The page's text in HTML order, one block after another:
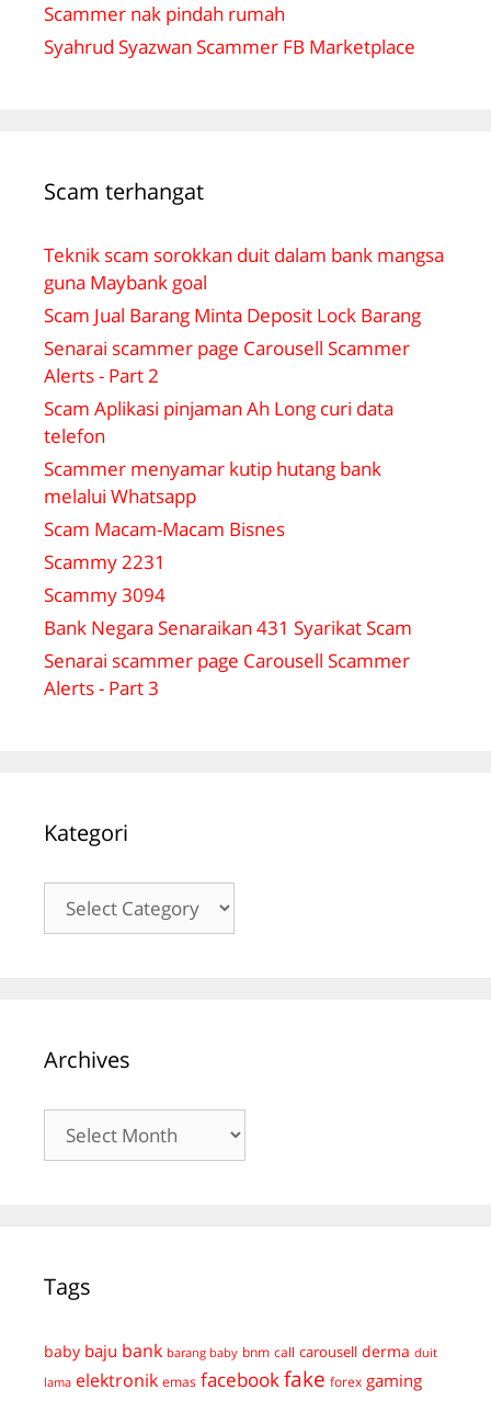
Scammer nak pindah rumah
Syahrud Syazwan Scammer FB Marketplace
Scam terhangat
Teknik scam sorokkan duit dalam bank mangsa
guna Maybank goal
Scam Jual Barang Minta Deposit Lock Barang
Senarai scammer page Carousell Scammer
Alerts - Part 2
Scam Aplikasi pinjaman Ah Long curi data
telefon
Scammer menyamar kutip hutang bank
melalui Whatsapp
Scam Macam-Macam Bisnes
Scammy 2231
Scammy 3094
Bank Negara Senaraikan 431 Syarikat Scam
Senarai scammer page Carousell Scammer
Alerts - Part 3
Kategori
Kategori
Archives
Archives
Tags
baby baju bank barang baby bnm call carousell derma duit
lama elektronik emas facebookfake forex gaming